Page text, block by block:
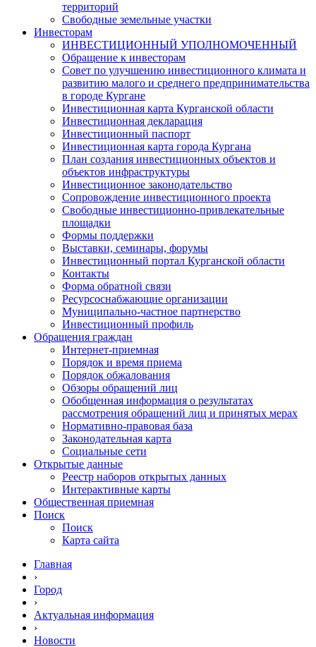
территорий
Свободные земельные участки
Инвесторам
ИНВЕСТИЦИОННЫЙ УПОЛНОМОЧЕННЫЙ
Обращение к инвесторам
Совет по улучшению инвестиционного климата и
развитию малого и среднего предпринимательства
в городе Кургане
Инвестиционная карта Курганской области
Инвестиционная декларация
Инвестиционный паспорт
Инвестиционная карта города Кургана
План создания инвестиционных объектов и
объектов инфраструктуры
Инвестиционное законодательство
Сопровождение инвестиционного проекта
Свободные инвестиционно-привлекательные
площадки
Формы поддержки
Выставки, семинары, форумы
Инвестиционный портал Курганской области
Контакты
Форма обратной связи
Ресурсоснабжающие организации
Муниципально-частное партнерство
Инвестиционный профиль
Обращения граждан
Интернет-приемная
Порядок и время приема
Порядок обжалования
Обзоры обращений лиц
Обобщенная информация о результатах
рассмотрения обращений лиц и принятых мерах
Нормативно-правовая база
Законодательная карта
Социальные сети
Открытые данные
Реестр наборов открытых данных
Интерактивные карты
Общественная приемная
Поиск
Поиск
Карта сайта
Главная
›
Город
›
Актуальная информация
›
Новости